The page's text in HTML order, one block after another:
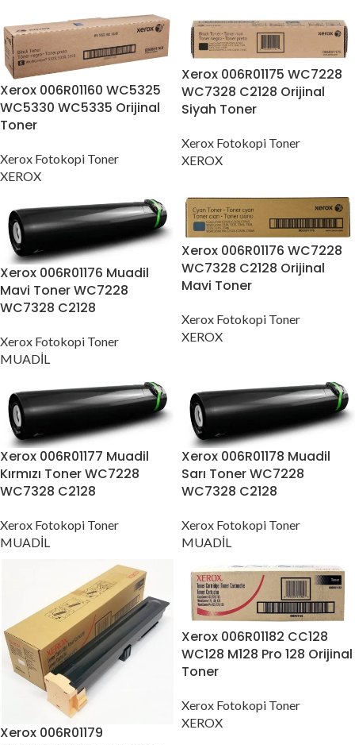
Xerox 006R01160 WC5325
WC5330 WC5335 Orijinal
Toner
Xerox Fotokopi Toner
XEROX
Xerox 006R01175 WC7228
WC7328 C2128 Orijinal
Siyah Toner
Xerox Fotokopi Toner
XEROX
Xerox 006R01176 Muadil
Mavi Toner WC7228
WC7328 C2128
Xerox Fotokopi Toner
MUADİL
Xerox 006R01176 WC7228
WC7328 C2128 Orijinal
Mavi Toner
Xerox Fotokopi Toner
XEROX
Xerox 006R01177 Muadil
Kırmızı Toner WC7228
WC7328 C2128
Xerox Fotokopi Toner
MUADİL
Xerox 006R01178 Muadil
Sarı Toner WC7228
WC7328 C2128
Xerox Fotokopi Toner
MUADİL
Xerox 006R01179
Xerox 006R01182 CC128
WC128 M128 Pro 128 Orijinal
Toner
Xerox Fotokopi Toner
XEROX